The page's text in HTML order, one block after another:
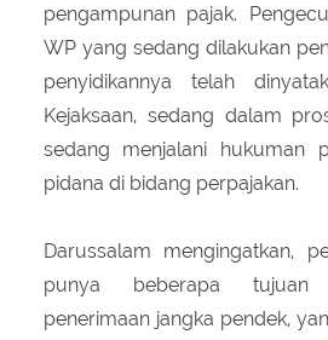
pengampunan pajak.
WP yang sedang dilakukan
penyidikannya telah
Kejaksaan, sedang dalam
sedang menjalani hukuman
pidana di bidang perpajakan.
Darussalam mengingatkan,
punya beberapa tujuan
penerimaan jangka pendek,